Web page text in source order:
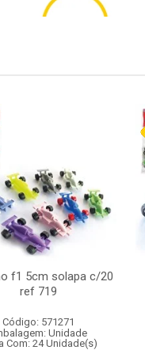
f1 5cm solapa c/20
ref 719
Código: 571271
Unidade
Com: 24 Unidade(s)